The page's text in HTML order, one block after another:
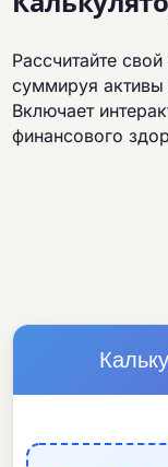
Рассчитайте
суммируя активы
Включает
финансового